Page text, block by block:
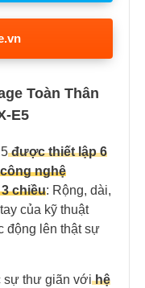
Toàn Thân
E5
được thiết lập 6
nghệ
chiều: Rộng, dài,
của kỹ thuật
động lên thật sự
sự thư giãn vớihệ